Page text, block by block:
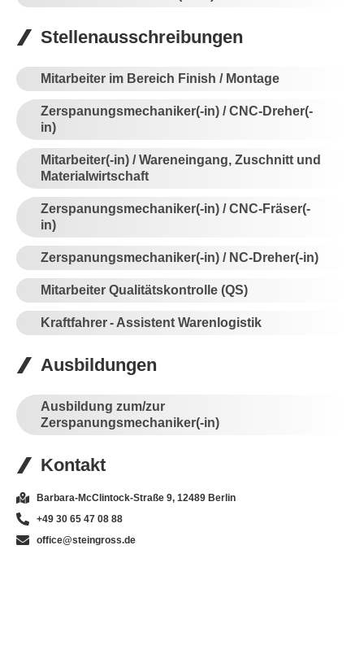
Stellenausschreibungen
Mitarbeiter im Bereich Finish / Montage
Zerspanungsmechaniker(-in) / CNC-Dreher(-
in)
Mitarbeiter(-in) / Wareneingang, Zuschnitt und
Materialwirtschaft
Zerspanungsmechaniker(-in) / CNC-Fräser(-
in)
Zerspanungsmechaniker(-in) / NC-Dreher(-in)
Mitarbeiter Qualitätskontrolle (QS)
Kraftfahrer - Assistent Warenlogistik
Ausbildungen
Ausbildung zum/zur
Zerspanungsmechaniker(-in)
Kontakt
Barbara-McClintock-Straße 9, 12489 Berlin
+49 30 65 47 08 88
office@steingross.de